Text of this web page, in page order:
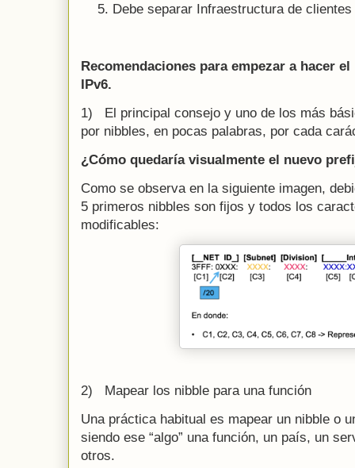
Debe separar Infraestructura de
Recomendaciones para empezar a hacer
IPv6.
1) El principal consejo y uno de los más
por nibbles, en pocas palabras, por cada
¿Cómo quedaría visualmente el nuevo
Como se observa en la siguiente imagen,
5 primeros nibbles son fijos y todos los
modificables:
2) Mapear los nibble para una función
Una práctica habitual es mapear un nibble o
siendo ese “algo” una función, un país, un
otros.